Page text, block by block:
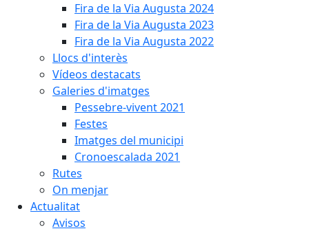
Fira de la Via Augusta 2024
Fira de la Via Augusta 2023
Fira de la Via Augusta 2022
Llocs d'interès
Vídeos destacats
Galeries d'imatges
Pessebre-vivent 2021
Festes
Imatges del municipi
Cronoescalada 2021
Rutes
On menjar
Actualitat
Avisos